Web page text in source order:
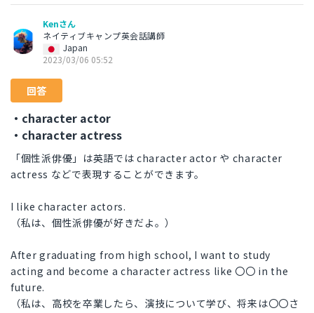
Kenさん
ネイティブキャンプ英会話講師
Japan
2023/03/06 05:52
回答
・character actor
・character actress
「個性派俳優」は英語では character actor や character
actress などで表現することができます。
I like character actors.
（私は、個性派俳優が好きだよ。）
After graduating from high school, I want to study
acting and become a character actress like 〇〇 in the
future.
（私は、高校を卒業したら、演技について学び、将来は〇〇さ